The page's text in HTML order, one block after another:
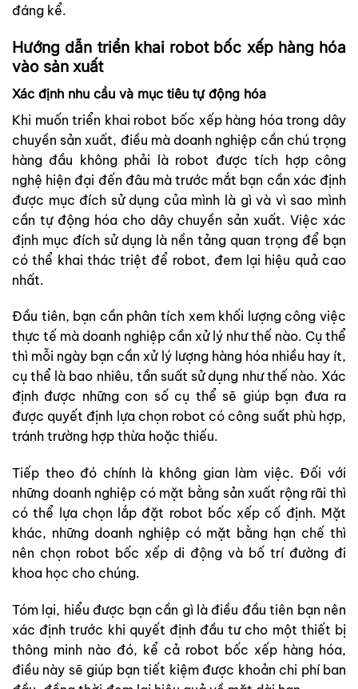
đáng kể.
Hướng dẫn triển khai robot bốc xếp hàng hóa
vào sản xuất
Xác định nhu cầu và mục tiêu tự động hóa
Khi muốn triển khai robot bốc xếp hàng hóa trong dây
chuyền sản xuất, điều mà doanh nghiệp cần chú trọng
hàng đầu không phải là robot được tích hợp công
nghệ hiện đại đến đâu mà trước mắt bạn cần xác định
được mục đích sử dụng của mình là gì và vì sao mình
cần tự động hóa cho dây chuyền sản xuất. Việc xác
định mục đích sử dụng là nền tảng quan trọng để bạn
có thể khai thác triệt để robot, đem lại hiệu quả cao
nhất.
Đầu tiên, bạn cần phân tích xem khối lượng công việc
thực tế mà doanh nghiệp cần xử lý như thế nào. Cụ thể
thì mỗi ngày bạn cần xử lý lượng hàng hóa nhiều hay ít,
cụ thể là bao nhiêu, tần suất sử dụng như thế nào. Xác
định được những con số cụ thể sẽ giúp bạn đưa ra
được quyết định lựa chọn robot có công suất phù hợp,
tránh trường hợp thừa hoặc thiếu.
Tiếp theo đó chính là không gian làm việc. Đối với
những doanh nghiệp có mặt bằng sản xuất rộng rãi thì
có thể lựa chọn lắp đặt robot bốc xếp cố định. Mặt
khác, những doanh nghiệp có mặt bằng hạn chế thì
nên chọn robot bốc xếp di động và bố trí đường đi
khoa học cho chúng.
Tóm lại, hiểu được bạn cần gì là điều đầu tiên bạn nên
xác định trước khi quyết định đầu tư cho một thiết bị
thông minh nào đó, kể cả robot bốc xếp hàng hóa,
điều này sẽ giúp bạn tiết kiệm được khoản chi phí ban